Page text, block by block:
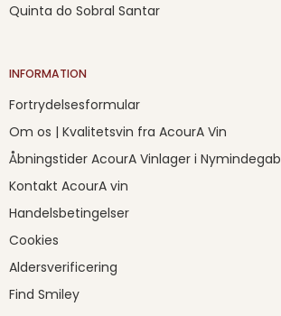
Quinta do Sobral Santar
INFORMATION
Fortrydelsesformular
Om os | Kvalitetsvin fra AcourA Vin
Åbningstider AcourA Vinlager i Nymindegab
Kontakt AcourA vin
Handelsbetingelser
Cookies
Aldersverificering
Find Smiley